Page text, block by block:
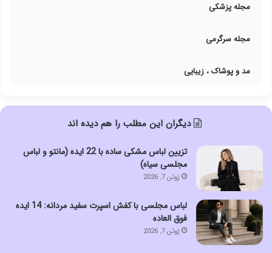
مجله پزشکی
مجله سرگرمی
مد و پوشاک ، زیبایی
دیگران این مطلب را هم دیده اند
تزیین لباس مشکی ساده با 22 ایده (مانتو و لباس
مجلسی سیاه)
ژوئن 7, 2026
لباس مجلسی با کفش اسپرت سفید مردانه: 14 ایده
فوق العاده
ژوئن 7, 2026